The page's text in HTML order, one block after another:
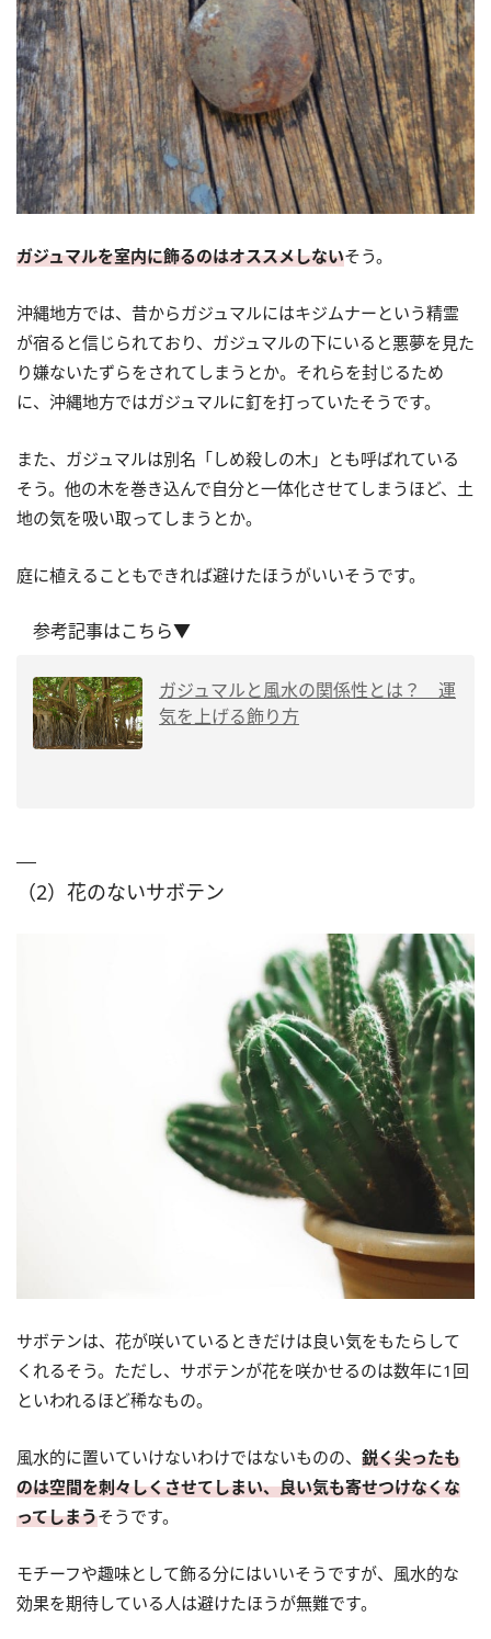
ガジュマルを室内に飾るのはオススメしないそう。
沖縄地方では、昔からガジュマルにはキジムナーという精霊
が宿ると信じられており、ガジュマルの下にいると悪夢を見た
り嫌ないたずらをされてしまうとか。それらを封じるため
に、沖縄地方ではガジュマルに釘を打っていたそうです。
また、ガジュマルは別名「しめ殺しの木」とも呼ばれている
そう。他の木を巻き込んで自分と一体化させてしまうほど、土
地の気を吸い取ってしまうとか。
庭に植えることもできれば避けたほうがいいそうです。
参考記事はこちら▼
ガジュマルと風水の関係性とは？ 運
気を上げる飾り方
（2）花のないサボテン
サボテンは、花が咲いているときだけは良い気をもたらして
くれるそう。ただし、サボテンが花を咲かせるのは数年に1回
といわれるほど稀なもの。
風水的に置いていけないわけではないものの、 鋭く尖ったも
のは空間を刺々しくさせてしまい、良い気も寄せつけなくな
ってしまうそうです。
モチーフや趣味として飾る分にはいいそうですが、風水的な
効果を期待している人は避けたほうが無難です。